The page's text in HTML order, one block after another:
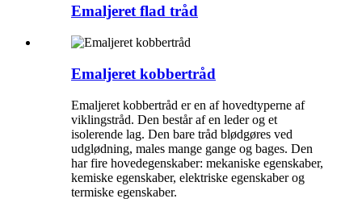
Emaljeret flad tråd
Emaljeret kobbertråd
Emaljeret kobbertråd er en af ​​hovedtyperne af
viklingstråd. Den består af en leder og et
isolerende lag. Den bare tråd blødgøres ved
udglødning, males mange gange og bages. Den
har fire hovedegenskaber: mekaniske egenskaber,
kemiske egenskaber, elektriske egenskaber og
termiske egenskaber.